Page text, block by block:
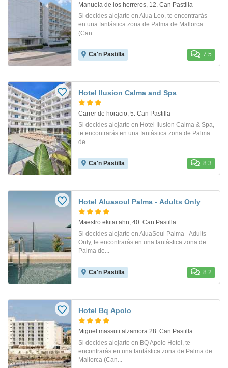
Manuela de los herreros, 12. Can Pastilla
Si decides alojarte en Alua Leo, te encontrarás
en una fantástica zona de Palma de Mallorca
(Can...
Ca'n Pastilla 7.5
Hotel Ilusion Calma and Spa
Carrer de horacio, 5. Can Pastilla
Si decides alojarte en Hotel Ilusion Calma & Spa,
te encontrarás en una fantástica zona de Palma
de...
Ca'n Pastilla 8.3
Hotel Aluasoul Palma - Adults Only
Maestro ekitai ahn, 40. Can Pastilla
Si decides alojarte en AluaSoul Palma - Adults
Only, te encontrarás en una fantástica zona de
Palma de...
Ca'n Pastilla 8.2
Hotel Bq Apolo
Miguel massuti alzamora 28. Can Pastilla
Si decides alojarte en BQ Apolo Hotel, te
encontrarás en una fantástica zona de Palma de
Mallorca (Can...